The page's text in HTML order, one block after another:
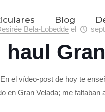
Blog
Bela-Lobedde el
haul
el vídeo-post de hoy te
en Gran Velada; me faltaban